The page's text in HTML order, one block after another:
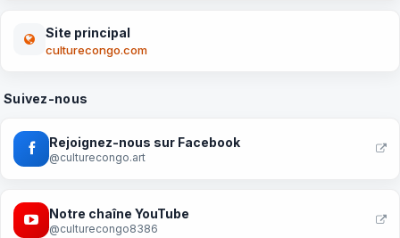
Site principal
culturecongo.com
Suivez-nous
Rejoignez-nous sur Facebook
@culturecongo.art
Notre chaîne YouTube
@culturecongo8386